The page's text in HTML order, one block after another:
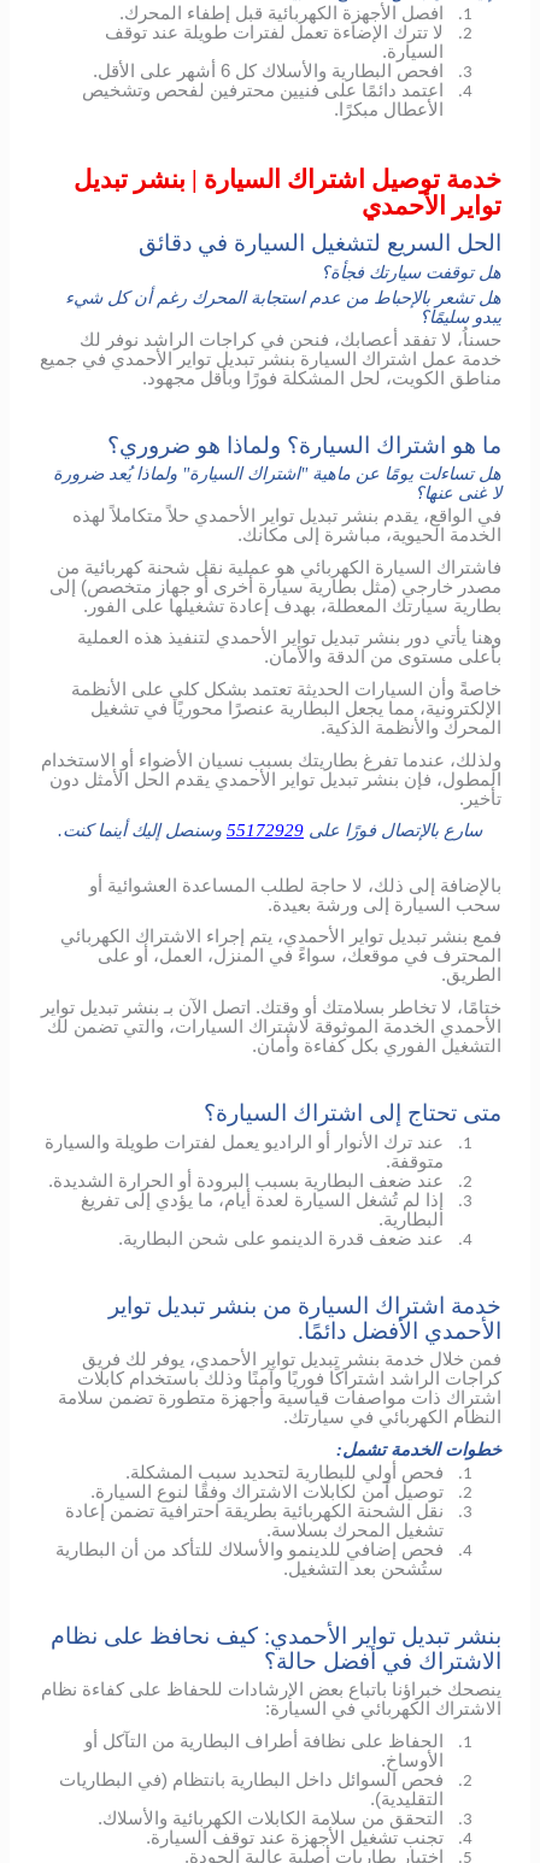
1. افصل الأجهزة الكهربائية قبل إطفاء المحرك.
2.
لا تترك الإضاءة تعمل لفترات طويلة عند توقف
السيارة.
3. افحص البطارية والأسلاك كل 6 أشهر على الأقل.
4.
اعتمد دائمًا على فنيين محترفين لفحص وتشخيص
الأعطال مبكرًا.
خدمة توصيل اشتراك السيارة | بنشر تبديل
تواير الأحمدي
الحل السريع لتشغيل السيارة في دقائق
هل توقفت سيارتك فجأة؟
هل تشعر بالإحباط من عدم استجابة المحرك رغم أن كل شيء
يبدو سليمًا؟
حسناُ، لا تفقد أعصابك، فنحن في كراجات الراشد نوفر لك
خدمة عمل اشتراك السيارة بنشر تبديل تواير الأحمدي في جميع
مناطق الكويت، لحل المشكلة فورًا وبأقل مجهود.
ما هو اشتراك السيارة؟ ولماذا هو ضروري؟
هل تساءلت يومًا عن ماهية "اشتراك السيارة" ولماذا يُعد ضرورة
لا غنى عنها؟
في الواقع، يقدم بنشر تبديل تواير الأحمدي حلاً متكاملاً لهذه
الخدمة الحيوية، مباشرة إلى مكانك.
فاشتراك السيارة الكهربائي هو عملية نقل شحنة كهربائية من
مصدر خارجي (مثل بطارية سيارة أخرى أو جهاز متخصص) إلى
بطارية سيارتك المعطلة، بهدف إعادة تشغيلها على الفور.
وهنا يأتي دور بنشر تبديل تواير الأحمدي لتنفيذ هذه العملية
بأعلى مستوى من الدقة والأمان.
خاصةً وأن السيارات الحديثة تعتمد بشكل كلي على الأنظمة
الإلكترونية، مما يجعل البطارية عنصرًا محوريًا في تشغيل
المحرك والأنظمة الذكية.
ولذلك، عندما تفرغ بطاريتك بسبب نسيان الأضواء أو الاستخدام
المطول، فإن بنشر تبديل تواير الأحمدي يقدم الحل الأمثل دون
تأخير.
سارع بالإتصال فورًا على 55172929 وسنصل إليك أينما كنت.
بالإضافة إلى ذلك، لا حاجة لطلب المساعدة العشوائية أو
سحب السيارة إلى ورشة بعيدة.
فمع بنشر تبديل تواير الأحمدي، يتم إجراء الاشتراك الكهربائي
المحترف في موقعك، سواءً في المنزل، العمل، أو على
الطريق.
ختامًا، لا تخاطر بسلامتك أو وقتك. اتصل الآن بـ بنشر تبديل تواير
الأحمدي الخدمة الموثوقة لاشتراك السيارات، والتي تضمن لك
التشغيل الفوري بكل كفاءة وأمان.
متى تحتاج إلى اشتراك السيارة؟
1.
عند ترك الأنوار أو الراديو يعمل لفترات طويلة والسيارة
متوقفة.
2. عند ضعف البطارية بسبب البرودة أو الحرارة الشديدة.
3.
إذا لم تُشغل السيارة لعدة أيام، ما يؤدي إلى تفريغ
البطارية.
4. عند ضعف قدرة الدينمو على شحن البطارية.
خدمة اشتراك السيارة من بنشر تبديل تواير
الأحمدي الأفضل دائمًا.
فمن خلال خدمة بنشر تبديل تواير الأحمدي، يوفر لك فريق
كراجات الراشد اشتراكًا فوريًا وآمنًا وذلك باستخدام كابلات
اشتراك ذات مواصفات قياسية وأجهزة متطورة تضمن سلامة
النظام الكهربائي في سيارتك.
خطوات الخدمة تشمل:
1. فحص أولي للبطارية لتحديد سبب المشكلة.
2. توصيل آمن لكابلات الاشتراك وفقًا لنوع السيارة.
3.
نقل الشحنة الكهربائية بطريقة احترافية تضمن إعادة
تشغيل المحرك بسلاسة.
4. فحص إضافي للدينمو والأسلاك للتأكد من أن البطارية
ستُشحن بعد التشغيل.
بنشر تبديل تواير الأحمدي: كيف نحافظ على نظام
الاشتراك في أفضل حالة؟
ينصحك خبراؤنا باتباع بعض الإرشادات للحفاظ على كفاءة نظام
الاشتراك الكهربائي في السيارة:
1.
الحفاظ على نظافة أطراف البطارية من التآكل أو
الأوساخ.
2.
فحص السوائل داخل البطارية بانتظام (في البطاريات
التقليدية).
3. التحقق من سلامة الكابلات الكهربائية والأسلاك.
4. تجنب تشغيل الأجهزة عند توقف السيارة.
5. اختيار بطاريات أصلية عالية الجودة.